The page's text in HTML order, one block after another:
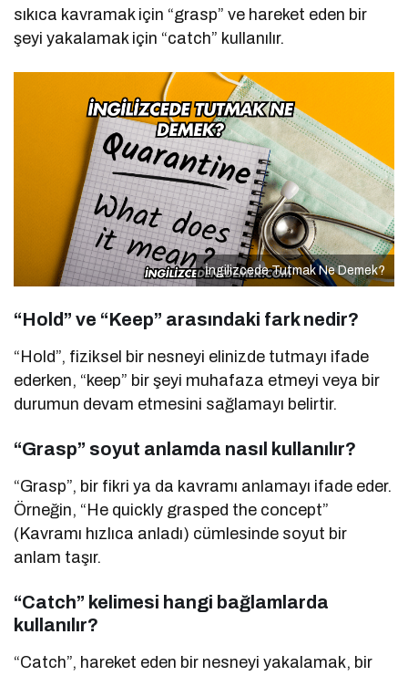
sıkıca kavramak için “grasp” ve hareket eden bir
şeyi yakalamak için “catch” kullanılır.
İngilizcede Tutmak Ne Demek?
“Hold” ve “Keep” arasındaki fark nedir?
“Hold”, fiziksel bir nesneyi elinizde tutmayı ifade
ederken, “keep” bir şeyi muhafaza etmeyi veya bir
durumun devam etmesini sağlamayı belirtir.
“Grasp” soyut anlamda nasıl kullanılır?
“Grasp”, bir fikri ya da kavramı anlamayı ifade eder.
Örneğin, “He quickly grasped the concept”
(Kavramı hızlıca anladı) cümlesinde soyut bir
anlam taşır.
“Catch” kelimesi hangi bağlamlarda
kullanılır?
“Catch”, hareket eden bir nesneyi yakalamak, bir